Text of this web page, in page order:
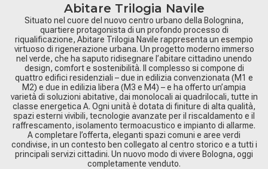
Abitare Trilogia Navile
Situato nel cuore del nuovo centro urbano della Bolognina,
quartiere protagonista di un profondo processo di
riqualificazione, Abitare Trilogia Navile rappresenta un esempio
virtuoso di rigenerazione urbana. Un progetto moderno immerso
nel verde, che ha saputo ridisegnare l’abitare cittadino unendo
design, comfort e sostenibilità. Il complesso si compone di
quattro edifici residenziali – due in edilizia convenzionata (M1 e
M2) e due in edilizia libera (M3 e M4) – e ha offerto un’ampia
varietà di soluzioni abitative, dai monolocali ai quadrilocali, tutte in
classe energetica A. Ogni unità è dotata di finiture di alta qualità,
spazi esterni vivibili, tecnologie avanzate per il riscaldamento e il
raffrescamento, isolamento termoacustico e impianto di allarme.
A completare l’offerta, eleganti spazi comuni e aree verdi
condivise, in un contesto ben collegato al centro storico e a tutti i
principali servizi cittadini. Un nuovo modo di vivere Bologna, oggi
completamente venduto.